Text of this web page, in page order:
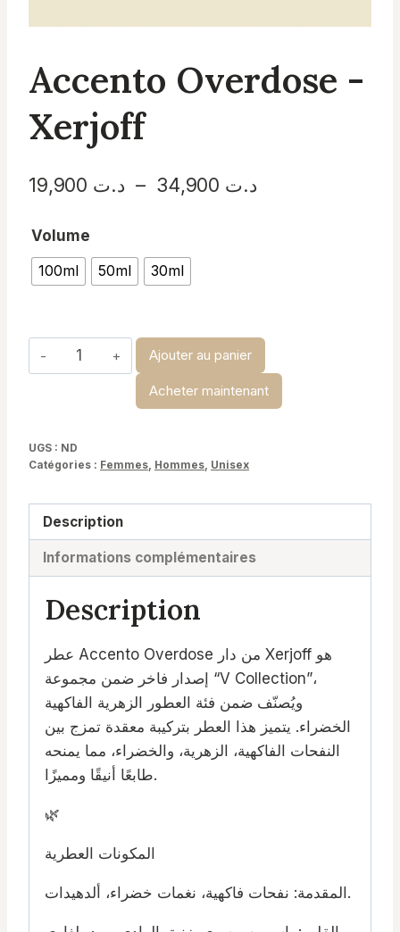
Accento Overdose -
Xerjoff
د.ت – د.تPlage
Volume
100ml
50ml 30ml
quantité
de
-
Xerjoff
Ajouter au panier
Acheter maintenant
UGS : ND
Catégories : Femmes Hommes Unisex
Description
Informations complémentaires
Description
عطر Accento Overdose من دار Xerjoff هو
إصدار فاخر ضمن مجموعة “V Collection”،
ويُصنّف ضمن فئة العطور الزهرية الفاكهية
الخضراء. يتميز هذا العطر بتركيبة معقدة تمزج بين
النفحات الفاكهية، الزهرية، والخضراء، مما يمنحه
طابعًا أنيقًا ومميزًا.
🌿
المكونات العطرية
المقدمة: نفحات فاكهية، نغمات خضراء، ألدهيدات.